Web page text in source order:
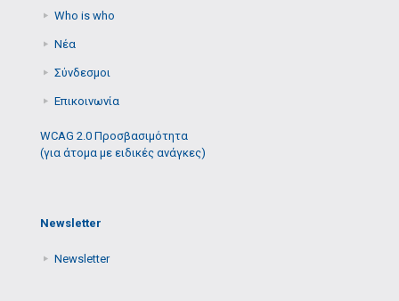
Who is who
Νέα
Σύνδεσμοι
Επικοινωνία
WCAG 2.0 Προσβασιμότητα
(για άτομα με ειδικές ανάγκες)
Newsletter
Newsletter